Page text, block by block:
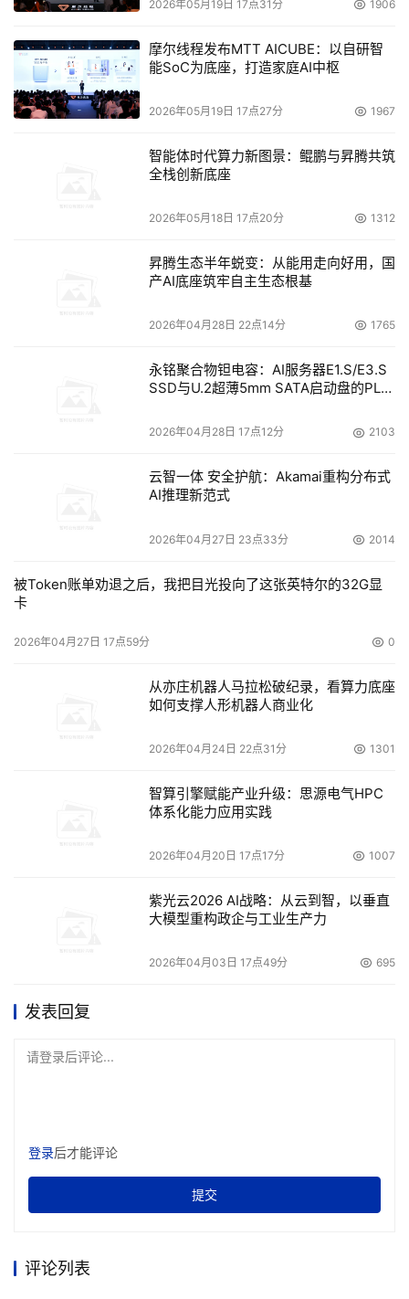
2026年05月19日 17点31分 1906
摩尔线程发布MTT AICUBE：以自研智
能SoC为底座，打造家庭AI中枢
2026年05月19日 17点27分 1967
智能体时代算力新图景：鲲鹏与昇腾共筑
全栈创新底座
2026年05月18日 17点20分 1312
昇腾生态半年蜕变：从能用走向好用，国
产AI底座筑牢自主生态根基
2026年04月28日 22点14分 1765
永铭聚合物钽电容：AI服务器E1.S/E3.S
SSD与U.2超薄5mm SATA启动盘的PLP
2026年04月28日 17点12分 2103
云智一体 安全护航：Akamai重构分布式
AI推理新范式
2026年04月27日 23点33分 2014
被Token账单劝退之后，我把目光投向了这张英特尔的32G显
卡
2026年04月27日 17点59分 0
从亦庄机器人马拉松破纪录，看算力底座
如何支撑人形机器人商业化
2026年04月24日 22点31分 1301
智算引擎赋能产业升级：思源电气HPC
体系化能力应用实践
2026年04月20日 17点17分 1007
紫光云2026 AI战略：从云到智，以垂直
大模型重构政企与工业生产力
2026年04月03日 17点49分 695
发表回复
请登录后评论...
登录后才能评论
提交
评论列表